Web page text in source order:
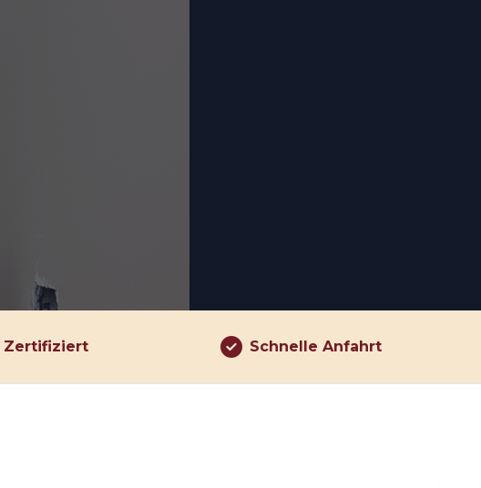
Zertifiziert Schnelle Anfahrt